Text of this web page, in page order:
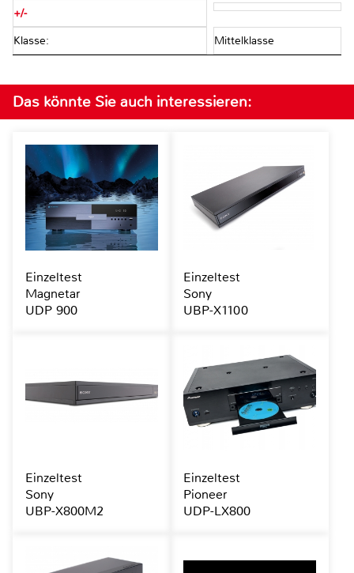
+/-
Klasse: Mittelklasse
Das könnte Sie auch interessieren:
Einzeltest
Magnetar
UDP 900
Einzeltest
Sony
UBP-X1100
Einzeltest
Sony
UBP-X800M2
Einzeltest
Pioneer
UDP-LX800